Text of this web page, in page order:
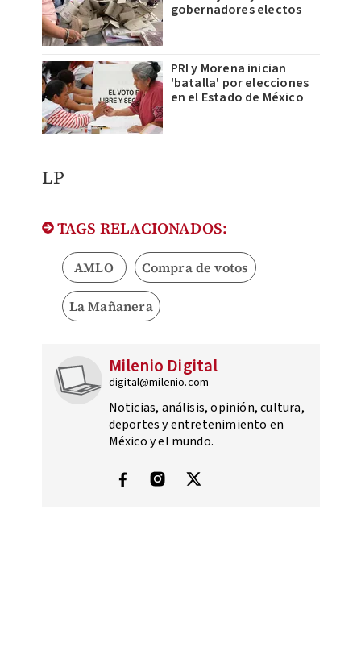
gobernadores electos
PRI y Morena inician
'batalla' por elecciones
en el Estado de México
​LP
TAGS RELACIONADOS:
AMLO Compra de votos
La Mañanera
Milenio Digital
digital@milenio.com
Noticias, análisis, opinión, cultura,
deportes y entretenimiento en
México y el mundo.